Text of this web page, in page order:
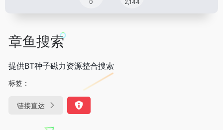
0 2,144
章鱼搜索
提供BT种子磁力资源整合搜索
标签：
链接直达